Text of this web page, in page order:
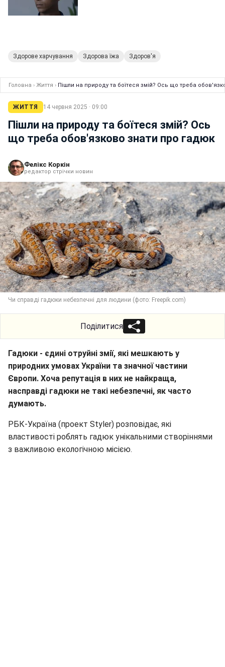
Здорове харчування Здорова їжа Здоров'я
Головна › Життя › Пішли на природу та боїтеся змій? Ось що треба
ЖИТТЯ 14 червня 2025 · 09:00
Пішли на природу та боїтеся змій? Ось
що треба обов'язково знати про гадюк
Фелікс Коркін
редактор стрічки новин
Чи справді гадюки небезпечні для людини (фото: Freepik.com)
Поділитися
Гадюки - єдині отруйні змії, які мешкають у
природних умовах України та значної частини
Європи. Хоча репутація в них не найкраща,
насправді гадюки не такі небезпечні, як часто
думають.
РБК-Україна (проект Styler) розповідає, які
властивості роблять гадюк унікальними створіннями
з важливою екологічною місією.